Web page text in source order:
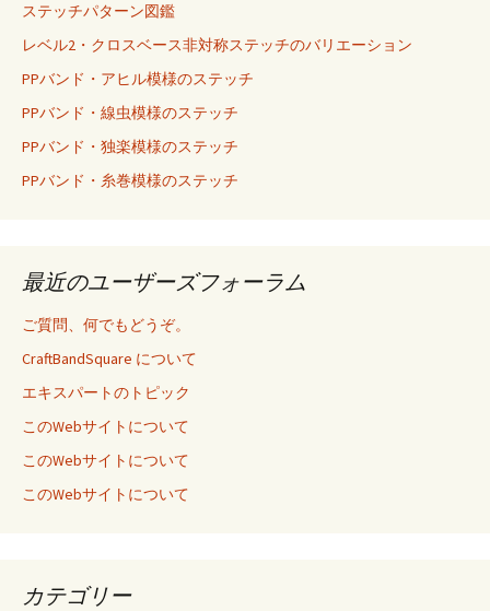
ステッチパターン図鑑
レベル2・クロスベース非対称ステッチのバリエーション
PPバンド・アヒル模様のステッチ
PPバンド・線虫模様のステッチ
PPバンド・独楽模様のステッチ
PPバンド・糸巻模様のステッチ
最近のユーザーズフォーラム
ご質問、何でもどうぞ。
CraftBandSquare について
エキスパートのトピック
このWebサイトについて
このWebサイトについて
このWebサイトについて
カテゴリー